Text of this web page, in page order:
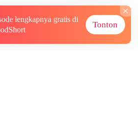
lengkapnya gratis di
Tonton